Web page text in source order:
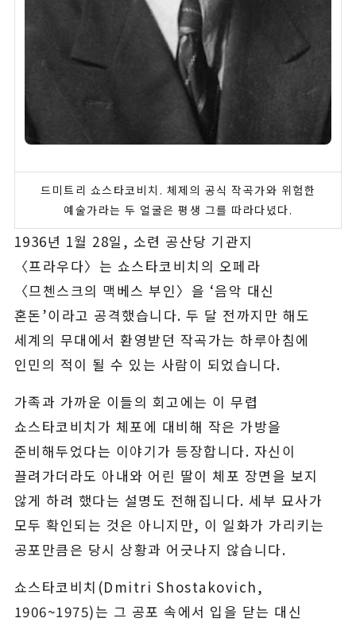
드미트리 쇼스타코비치. 체제의 공식 작곡가와 위험한
예술가라는 두 얼굴은 평생 그를 따라다녔다.
1936년 1월 28일, 소련 공산당 기관지
〈프라우다〉는 쇼스타코비치의 오페라
〈므첸스크의 맥베스 부인〉을 ‘음악 대신
혼돈’이라고 공격했습니다. 두 달 전까지만 해도
세계의 무대에서 환영받던 작곡가는 하루아침에
인민의 적이 될 수 있는 사람이 되었습니다.
가족과 가까운 이들의 회고에는 이 무렵
쇼스타코비치가 체포에 대비해 작은 가방을
준비해두었다는 이야기가 등장합니다. 자신이
끌려가더라도 아내와 어린 딸이 체포 장면을 보지
않게 하려 했다는 설명도 전해집니다. 세부 묘사가
모두 확인되는 것은 아니지만, 이 일화가 가리키는
공포만큼은 당시 상황과 어긋나지 않습니다.
쇼스타코비치(Dmitri Shostakovich,
1906~1975)는 그 공포 속에서 입을 닫는 대신